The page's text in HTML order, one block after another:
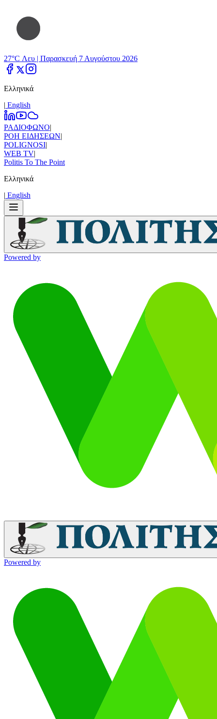
27°C Λευ | Παρασκευή 7 Αυγούστου 2026
Ελληνικά
| Εnglish
ΡΑΔΙΟΦΩΝΟ|
ΡΟΗ ΕΙΔΗΣΕΩΝ|
POLIGNOSI|
WEB TV|
Politis To The Point
Ελληνικά
| Εnglish
Powered by
Powered by